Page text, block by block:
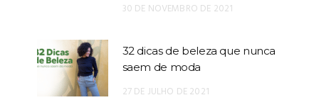
30 DE NOVEMBRO DE 2021
32 dicas de beleza que nunca
saem de moda
27 DE JULHO DE 2021